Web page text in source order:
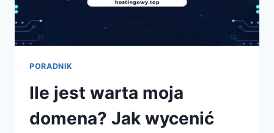
PORADNIK
Ile jest warta moja
domena? Jak wycenić